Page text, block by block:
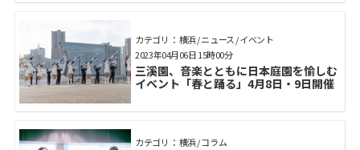
カテゴリ： 横浜 / ニュース / イベント
三溪園、音楽とともに日本庭園を愉しむ
イベント「春と踊る」4月8日・9日開催
2023年04月06日 15時00分
カテゴリ： 横浜 / コラム